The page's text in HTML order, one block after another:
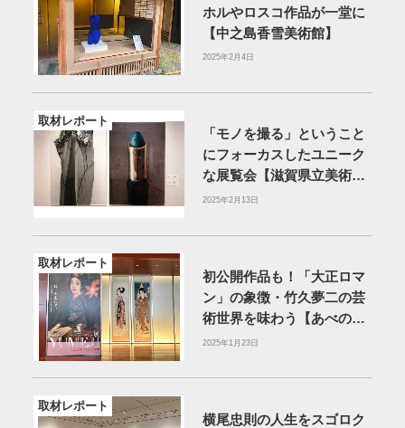
ホルやロスコ作品が一堂に
【中之島香雪美術館】
2025年2月4日
取材レポート
「モノを撮る」ということ
にフォーカスしたユニーク
な展覧会【滋賀県立美術
館】
2025年2月13日
取材レポート
初公開作品も！「大正ロマ
ン」の象徴・竹久夢二の芸
術世界を味わう【あべのハ
ルカス美術館】
2025年1月23日
取材レポート
横尾忠則の人生をスゴロク